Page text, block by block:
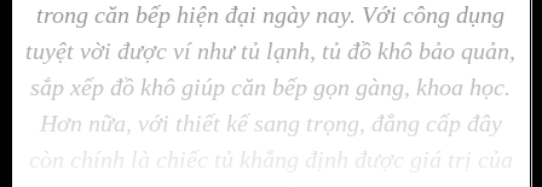
trong căn bếp hiện đại ngày nay. Với công dụng
tuyệt vời được ví như tủ lạnh, tủ đồ khô bảo quản,
sắp xếp đồ khô giúp căn bếp gọn gàng, khoa học.
Hơn nữa, với thiết kế sang trọng, đẳng cấp đây
còn chính là chiếc tủ khẳng định được giá trị của